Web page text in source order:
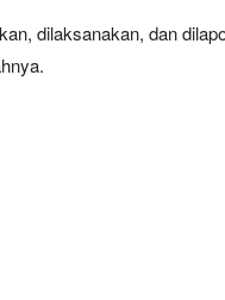
dilaksanakan, dan